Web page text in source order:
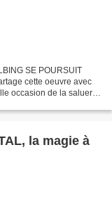
SE POURSUIT
cette oeuvre avec
occasion de la saluer
la magie à